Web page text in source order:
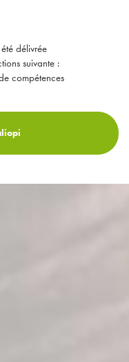
délivrée
suivante :
compétences